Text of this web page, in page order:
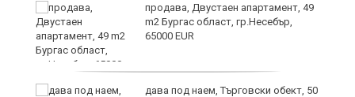
продава, Двустаен апартамент, 49
m2 Бургас област, гр.Несебър,
65000 EUR
дава под наем, Търговски обект, 50